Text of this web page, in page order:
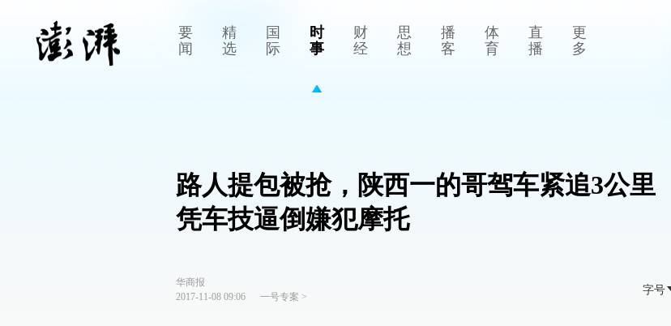
要
闻
精
选
国
际
时
事
财
经
思
想
播
客
体
育
直
播
更
多
路人提包被抢，陕西一的哥驾车紧追3公里
凭车技逼倒嫌犯摩托
华商报
2017-11-08 09:06
一号专案 >
字号